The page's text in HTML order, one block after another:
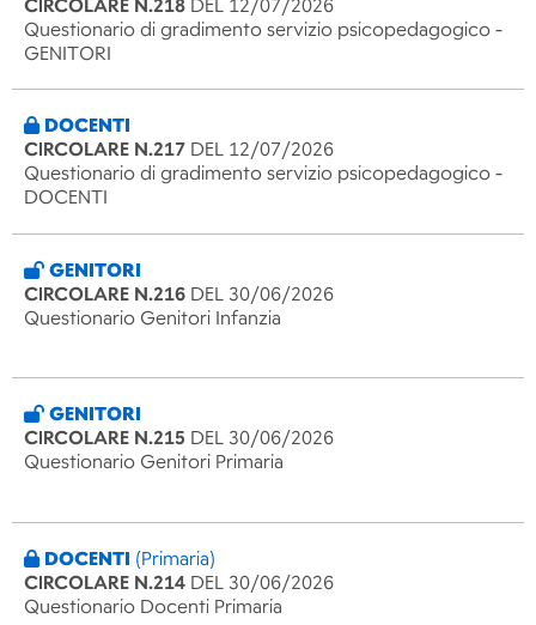
CIRCOLARE N.218 DEL 12/07/2026
Questionario di gradimento servizio psicopedagogico -
GENITORI
DOCENTI
CIRCOLARE N.217 DEL 12/07/2026
Questionario di gradimento servizio psicopedagogico -
DOCENTI
GENITORI
CIRCOLARE N.216 DEL 30/06/2026
Questionario Genitori Infanzia
GENITORI
CIRCOLARE N.215 DEL 30/06/2026
Questionario Genitori Primaria
DOCENTI (Primaria)
CIRCOLARE N.214 DEL 30/06/2026
Questionario Docenti Primaria